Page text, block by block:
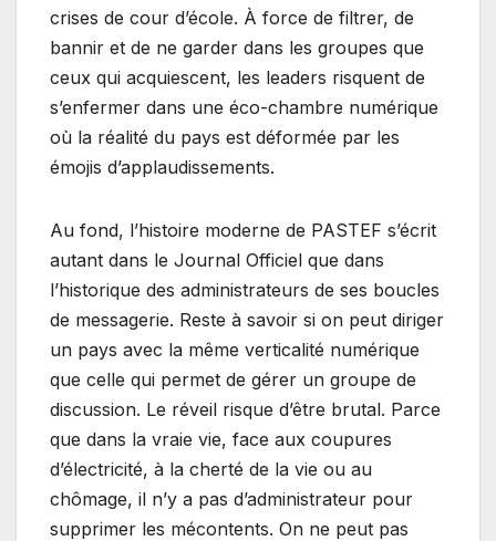
crises de cour d’école. À force de filtrer, de
bannir et de ne garder dans les groupes que
ceux qui acquiescent, les leaders risquent de
s’enfermer dans une éco-chambre numérique
où la réalité du pays est déformée par les
émojis d’applaudissements.
Au fond, l’histoire moderne de PASTEF s’écrit
autant dans le Journal Officiel que dans
l’historique des administrateurs de ses boucles
de messagerie. Reste à savoir si on peut diriger
un pays avec la même verticalité numérique
que celle qui permet de gérer un groupe de
discussion. Le réveil risque d’être brutal. Parce
que dans la vraie vie, face aux coupures
d’électricité, à la cherté de la vie ou au
chômage, il n’y a pas d’administrateur pour
supprimer les mécontents. On ne peut pas